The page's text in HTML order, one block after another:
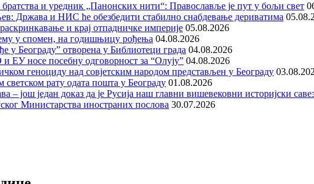
и уредник „Панонских нити“: Православље је пут у бољи свет
Држава и НИС ће обезбедити стабилно снабдевање дериватима
и крај отпадничке империје 05.08.2026
у спомен, на годишњицу рођења 04.08.2026
у Београду” отворена у Библиотеци града 04.08.2026
ЕУ носе посебну одговорност за “Олују” 04.08.2026
геноциду над совјетским народом представљен у Београду
рату одата пошта у Београду 01.08.2026
– још један доказ да је Русија наш главни вишевековни историјски
Министарства иностраних послова 30.07.2026